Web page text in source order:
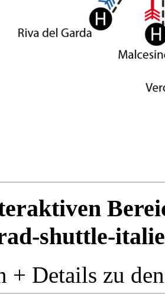
shuttle-
+ Details zu